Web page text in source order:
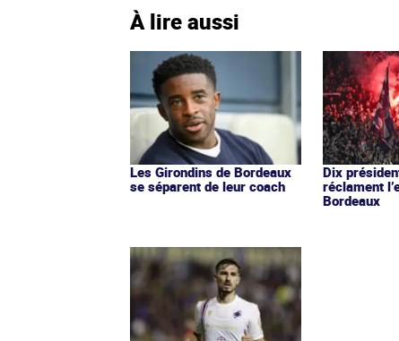
À lire aussi
Les Girondins de Bordeaux
se séparent de leur coach
Dix
réclament
Bordeaux